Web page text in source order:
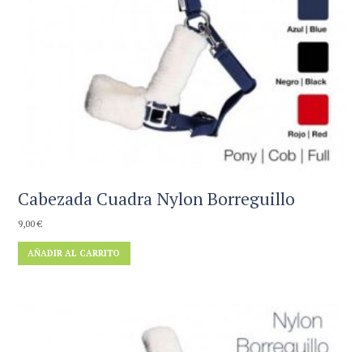
Cabezada Cuadra Nylon Borreguillo
9,00€
AÑADIR AL CARRITO